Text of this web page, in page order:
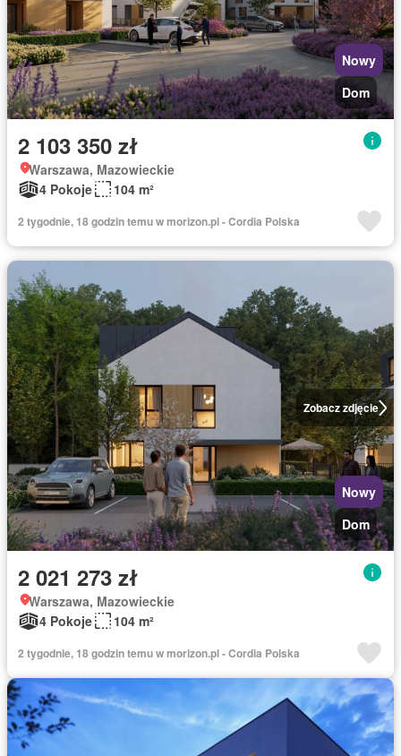
Nowy
Dom
2 103 350 zł
Warszawa, Mazowieckie
4 Pokoje
104 m²
2 tygodnie, 18 godzin temu w morizon.pl - Cordia Polska
Zobacz zdjęcie
Nowy
Dom
2 021 273 zł
Warszawa, Mazowieckie
4 Pokoje
104 m²
2 tygodnie, 18 godzin temu w morizon.pl - Cordia Polska